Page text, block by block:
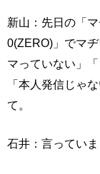
新山：先日の「
0(ZERO)」でマ
マっていない」
「本人発信じゃ
て。
石井：言っていま